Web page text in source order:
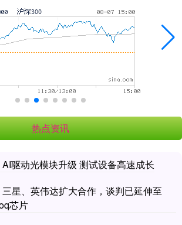
热点资讯
驱动光模块升级 测试设备高速成长
星、英伟达扩大合作，谈判已延伸至
芯片